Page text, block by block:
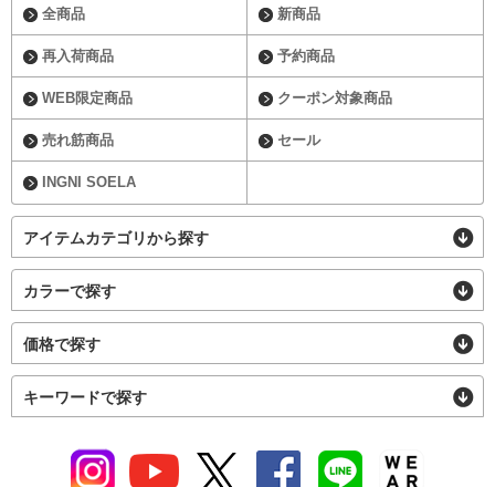
全商品 新商品
再入荷商品 予約商品
WEB限定商品 クーポン対象商品
売れ筋商品 セール
INGNI SOELA
アイテムカテゴリから探す
カラーで探す
価格で探す
キーワードで探す